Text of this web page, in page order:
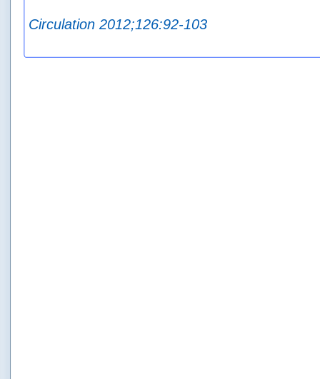
Circulation 2012;126:92-103